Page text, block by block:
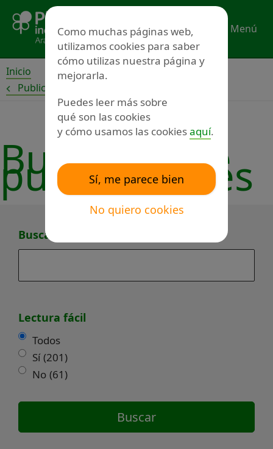
contenido
Menú
Inicio
Publicaciones
Buscador de
publicaciones
Buscar por título o tema
publicación
Lectura fácil
Todos
Sí (201)
No (61)
Como muchas páginas web,
utilizamos cookies para saber
cómo utilizas nuestra página y
mejorarla.
Puedes leer más sobre
qué son las cookies
y cómo usamos las cookiesaquí.
Sí, me parece bien
No quiero cookies